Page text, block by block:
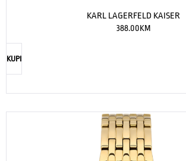
KARL LAGERFELD KAISER
388.00KM
KUPI